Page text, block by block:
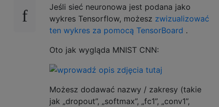
Jeśli sieć neuronowa jest podana jako
wykres Tensorflow, możesz zwizualizować
ten wykres za pomocą TensorBoard .
Oto jak wygląda MNIST CNN:
Możesz dodawać nazwy / zakresy (takie
jak „dropout”, „softmax”, „fc1”, „conv1”,